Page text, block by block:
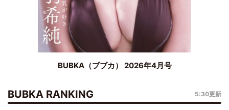
BUBKA（ブブカ） 2026年4月号
BUBKA RANKING 5:30更新